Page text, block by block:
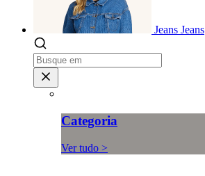
Jeans Jeans
Categoria
Ver tudo >